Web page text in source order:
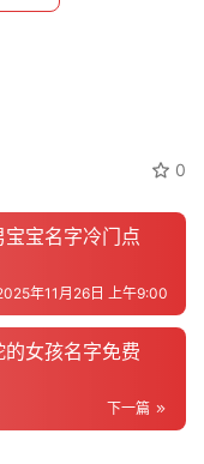
。
0
宝名字冷门点
年11月26日 上午9:00
女孩名字免费
下一篇